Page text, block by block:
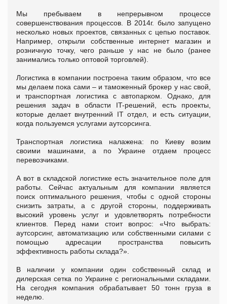
Мы пребываем в непрерывном процессе
совершенствования процессов. В 2014г. было запущено
несколько новых проектов, связанных с цепью поставок.
Например, открыли собственные интернет магазин и
розничную точку, чего раньше у нас не было (ранее
занимались только оптовой торговлей).
Логистика в компании построена таким образом, что все
мы делаем пока сами – и таможенный брокер у нас свой,
и транспортная логистика с автопарком. Однако, для
решения задач в области IT-решений, есть проекты,
которые делает внутренний IT отдел, и есть ситуации,
когда пользуемся услугами аутсорсинга.
Транспортная логистика налажена: по Киеву возим
своими машинами, а по Украине отдаем процесс
перевозчиками.
А вот в складской логистике есть значительное поле для
работы. Сейчас актуальным для компании является
поиск оптимального решения, чтобы с одной стороны
снизить затраты, а с другой стороны, поддерживать
высокий уровень услуг и удовлетворять потребности
клиентов. Перед нами стоит вопрос: «Что выбрать:
аутсорсинг, автоматизацию или собственными силами с
помощью адресации пространства повысить
эффективность работы склада?».
В наличии у компании один собственный склад и
дилерская сетка по Украине с региональными складами.
На сегодня компания обрабатывает 50 тонн груза в
неделю.